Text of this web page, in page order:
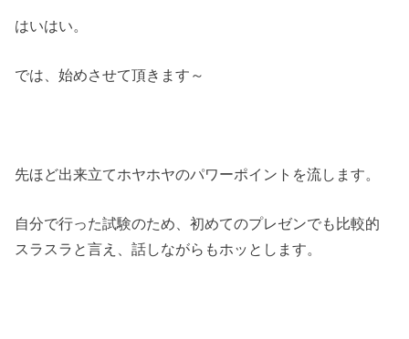
はいはい。
では、始めさせて頂きます～
先ほど出来立てホヤホヤのパワーポイントを流します。
自分で行った試験のため、初めてのプレゼンでも比較的
スラスラと言え、話しながらもホッとします。